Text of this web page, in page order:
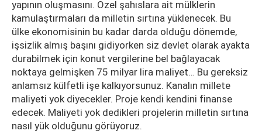
yapının oluşmasını. Özel şahıslara ait mülklerin
kamulaştırmaları da milletin sırtına yüklenecek. Bu
ülke ekonomisinin bu kadar darda olduğu dönemde,
işsizlik almış başını gidiyorken siz devlet olarak ayakta
durabilmek için konut vergilerine bel bağlayacak
noktaya gelmişken 75 milyar lira maliyet… Bu gereksiz
anlamsız külfetli işe kalkıyorsunuz. Kanalın millete
maliyeti yok diyecekler. Proje kendi kendini finanse
edecek. Maliyeti yok dedikleri projelerin milletin sırtına
nasıl yük olduğunu görüyoruz.